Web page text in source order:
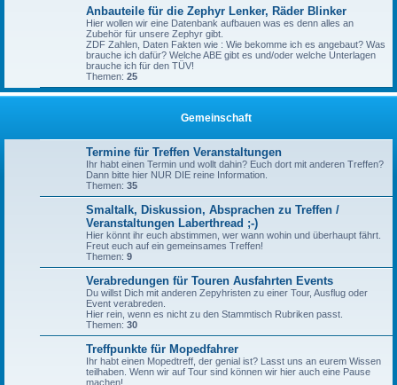
Anbauteile für die Zephyr Lenker, Räder Blinker
Hier wollen wir eine Datenbank aufbauen was es denn alles an
Zubehör für unsere Zephyr gibt.
ZDF Zahlen, Daten Fakten wie : Wie bekomme ich es angebaut? Was
brauche ich dafür? Welche ABE gibt es und/oder welche Unterlagen
brauche ich für den TÜV!
Themen: 25
Gemeinschaft
Termine für Treffen Veranstaltungen
Ihr habt einen Termin und wollt dahin? Euch dort mit anderen Treffen?
Dann bitte hier NUR DIE reine Information.
Themen: 35
Smaltalk, Diskussion, Absprachen zu Treffen /
Veranstaltungen Laberthread ;-)
Hier könnt ihr euch abstimmen, wer wann wohin und überhaupt fährt.
Freut euch auf ein gemeinsames Treffen!
Themen: 9
Verabredungen für Touren Ausfahrten Events
Du willst Dich mit anderen Zepyhristen zu einer Tour, Ausflug oder
Event verabreden.
Hier rein, wenn es nicht zu den Stammtisch Rubriken passt.
Themen: 30
Treffpunkte für Mopedfahrer
Ihr habt einen Mopedtreff, der genial ist? Lasst uns an eurem Wissen
teilhaben. Wenn wir auf Tour sind können wir hier auch eine Pause
machen!